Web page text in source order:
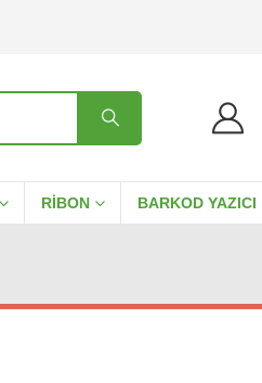
RIBON BARKOD YAZICI